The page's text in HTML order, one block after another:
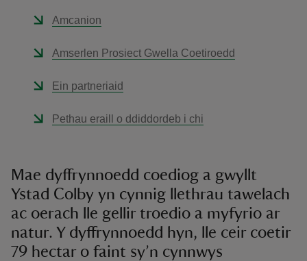
Amcanion
Amserlen Prosiect Gwella Coetiroedd
Ein partneriaid
Pethau eraill o ddiddordeb i chi
Mae dyffrynnoedd coediog a gwyllt
Ystad Colby yn cynnig llethrau tawelach
ac oerach lle gellir troedio a myfyrio ar
natur. Y dyffrynnoedd hyn, lle ceir coetir
79 hectar o faint sy’n cynnwys